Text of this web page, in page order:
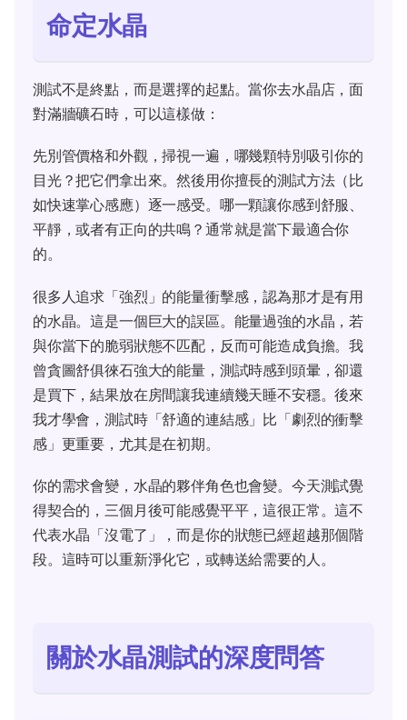
命定水晶
測試不是終點，而是選擇的起點。當你去水晶店，面
對滿牆礦石時，可以這樣做：
先別管價格和外觀，掃視一遍，哪幾顆特別吸引你的
目光？把它們拿出來。然後用你擅長的測試方法（比
如快速掌心感應）逐一感受。哪一顆讓你感到舒服、
平靜，或者有正向的共鳴？通常就是當下最適合你
的。
很多人追求「強烈」的能量衝擊感，認為那才是有用
的水晶。這是一個巨大的誤區。能量過強的水晶，若
與你當下的脆弱狀態不匹配，反而可能造成負擔。我
曾貪圖舒俱徠石強大的能量，測試時感到頭暈，卻還
是買下，結果放在房間讓我連續幾天睡不安穩。後來
我才學會，測試時「舒適的連結感」比「劇烈的衝擊
感」更重要，尤其是在初期。
你的需求會變，水晶的夥伴角色也會變。今天測試覺
得契合的，三個月後可能感覺平平，這很正常。這不
代表水晶「沒電了」，而是你的狀態已經超越那個階
段。這時可以重新淨化它，或轉送給需要的人。
關於水晶測試的深度問答